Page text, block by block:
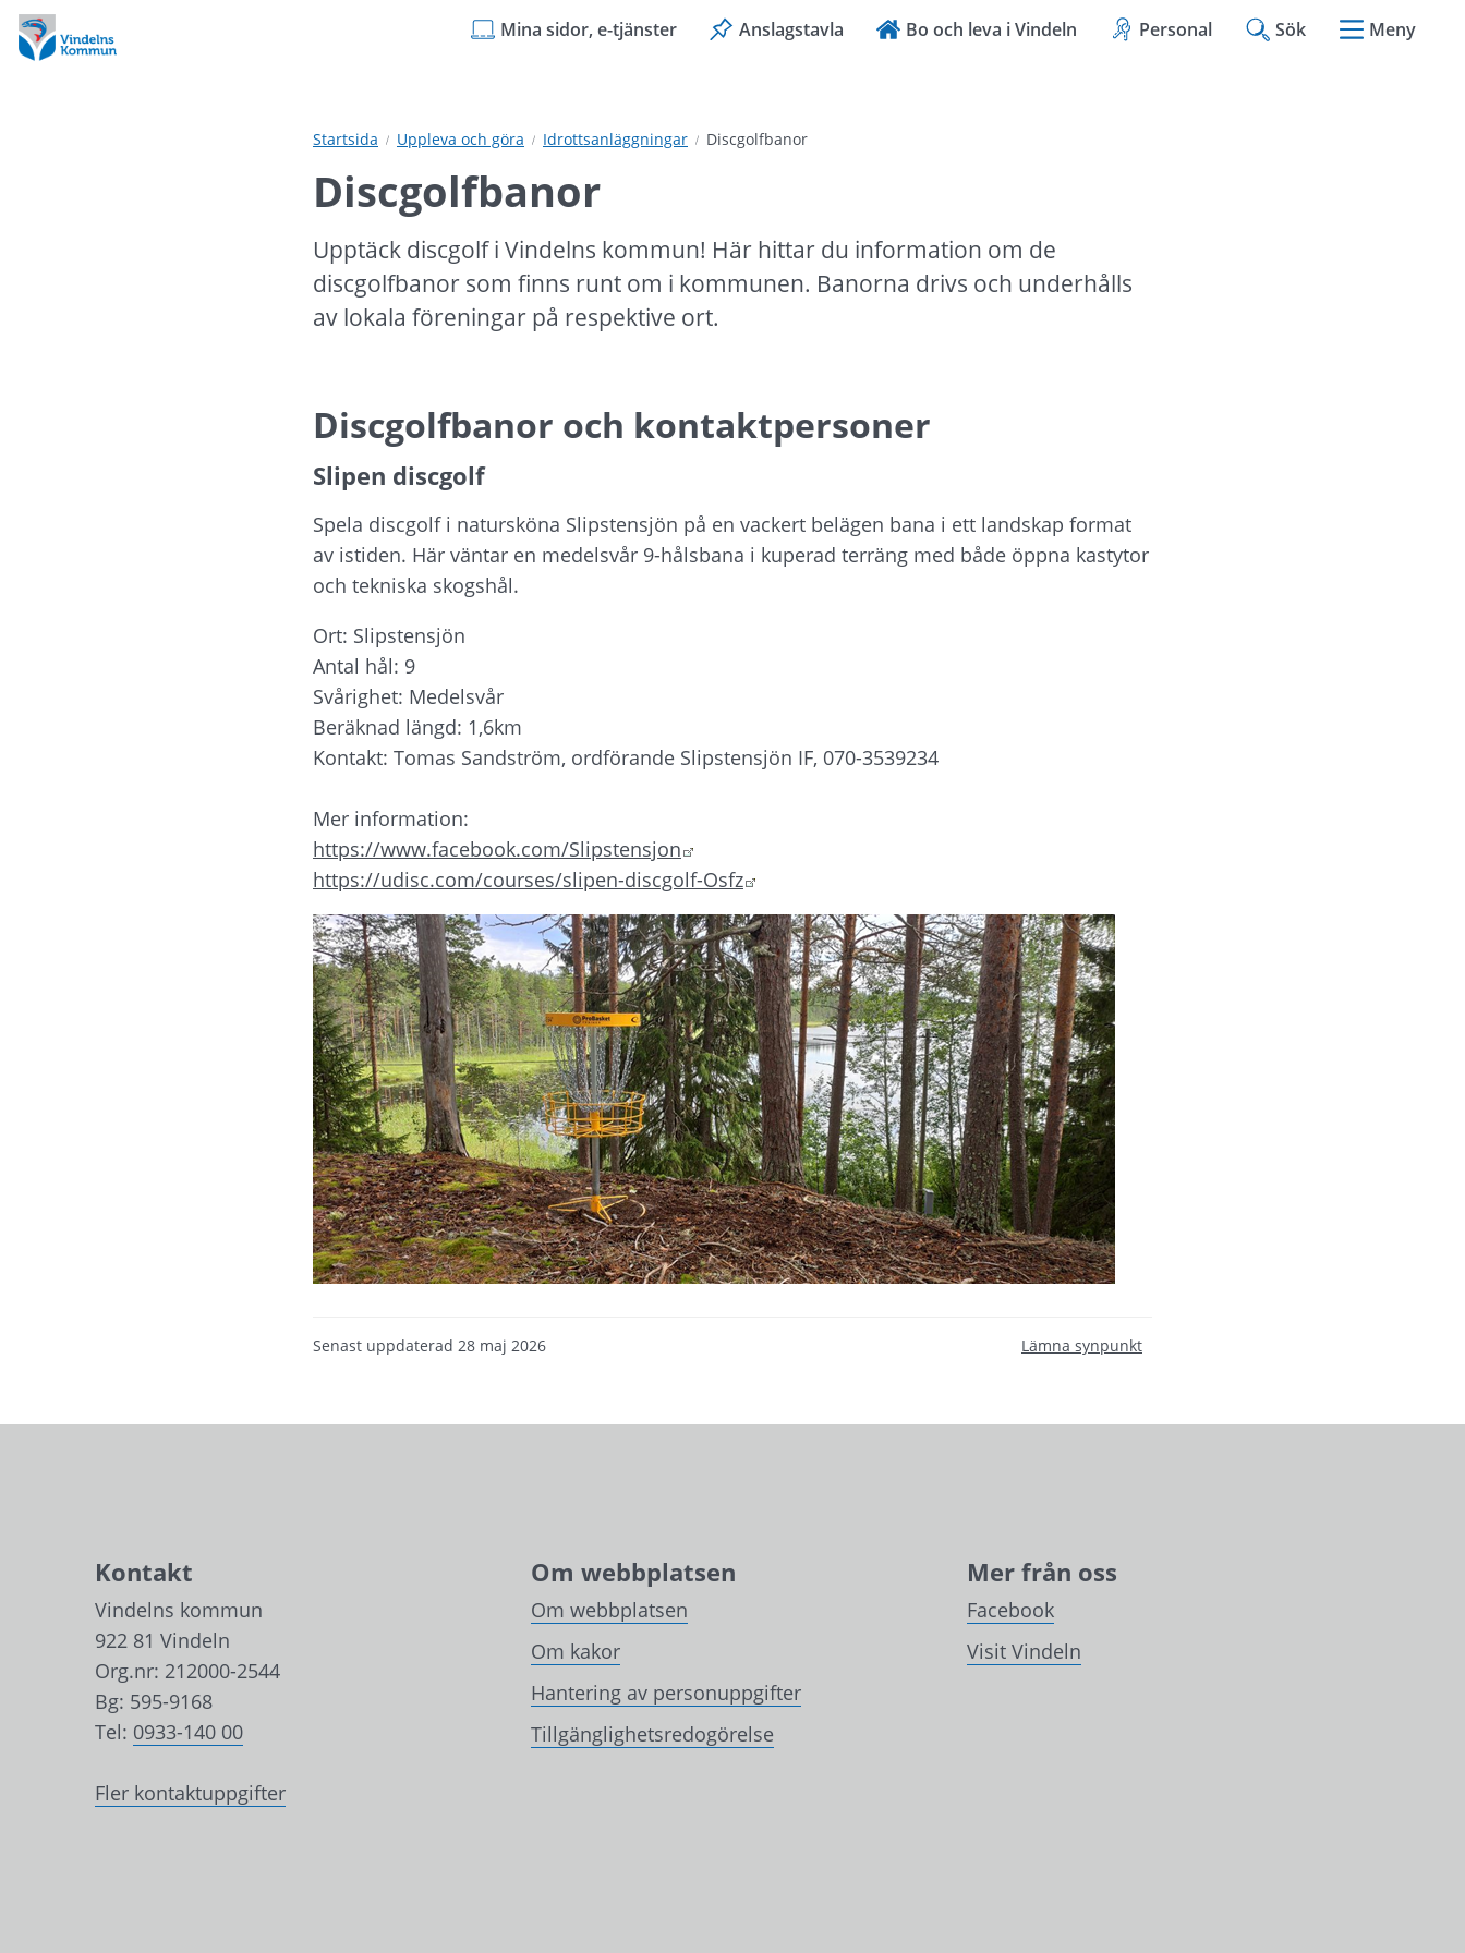
Hoppa
till
innehåll
Hoppa
till
undermeny
Mina sidor, e-tjänster Anslagstavla Bo och leva i Vindeln Personal Sök Meny
Startsida Uppleva och göra Idrottsanläggningar Discgolfbanor
Discgolfbanor
Upptäck discgolf i Vindelns kommun! Här hittar du information om de
discgolfbanor som finns runt om i kommunen. Banorna drivs och underhålls
av lokala föreningar på respektive ort.
Discgolfbanor och kontaktpersoner
Slipen discgolf
Spela discgolf i natursköna Slipstensjön på en vackert belägen bana i ett landskap format
av istiden. Här väntar en medelsvår 9-hålsbana i kuperad terräng med både öppna kastytor
och tekniska skogshål.
Ort: Slipstensjön
Antal hål: 9
Svårighet: Medelsvår
Beräknad längd: 1,6km
Kontakt: Tomas Sandström, ordförande Slipstensjön IF, 070-3539234
Mer information:
https://www.facebook.com/Slipstensjon
https://udisc.com/courses/slipen-discgolf-Osfz
Senast uppdaterad 28 maj 2026 Lämna synpunkt
Kontakt
Vindelns kommun
922 81 Vindeln
Org.nr: 212000-2544
Bg: 595-9168
Tel: 0933-140 00
Fler kontaktuppgifter
Om webbplatsen
Om webbplatsen
Om kakor
Hantering av personuppgifter
Tillgänglighetsredogörelse
Mer från oss
Facebook
Visit Vindeln